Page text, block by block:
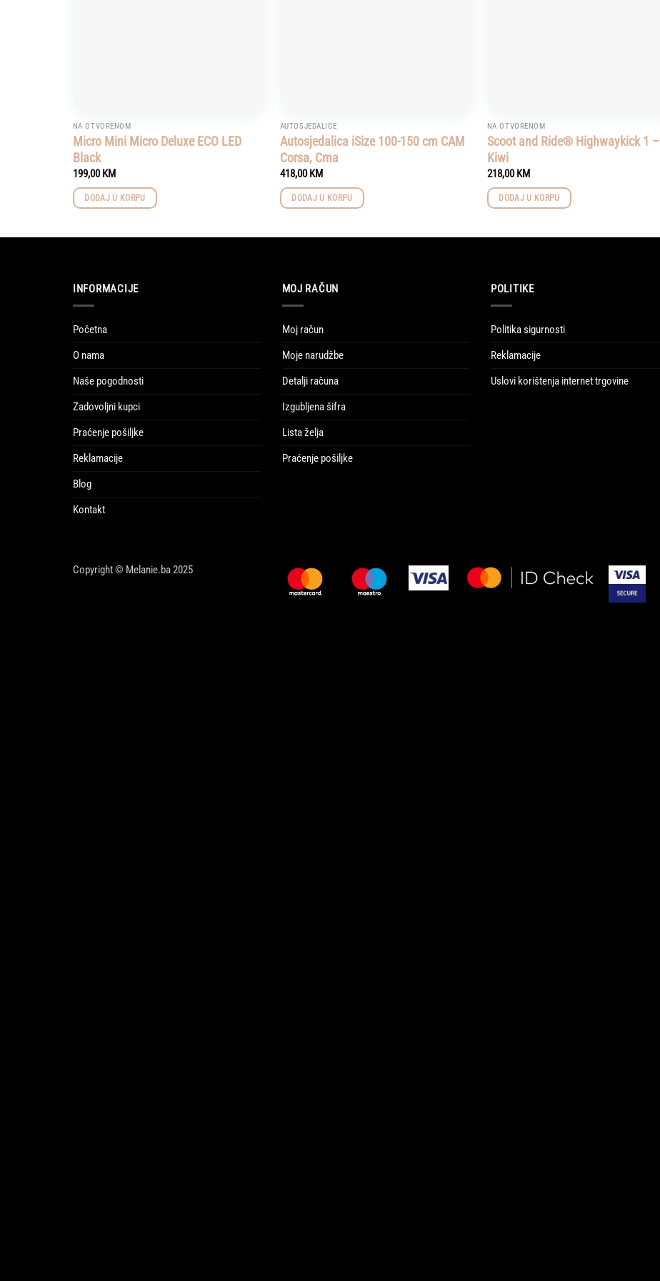
NA OTVORENOM
Micro Mini Micro Deluxe ECO LED
Black
199,00KM
DODAJ U KORPU
AUTOSJEDALICE
Autosjedalica iSize 100-150 cm CAM
Corsa, Crna
418,00KM
DODAJ U KORPU
NA OTVORENOM
Scoot and Ride® Highwaykick 1 –
Kiwi
218,00KM
DODAJ U KORPU
INFORMACIJE
Početna
O nama
Naše pogodnosti
Zadovoljni kupci
Praćenje pošiljke
Reklamacije
Blog
Kontakt
MOJ RAČUN
Moj račun
Moje narudžbe
Detalji računa
Izgubljena šifra
Lista želja
Praćenje pošiljke
POLITIKE
Politika sigurnosti
Reklamacije
Uslovi korištenja internet trgovine
Copyright © Melanie.ba 2025